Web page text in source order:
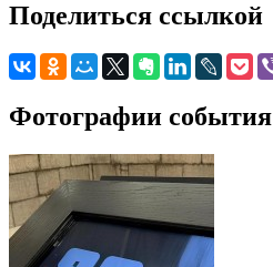
Поделиться ссылкой
Фотографии события